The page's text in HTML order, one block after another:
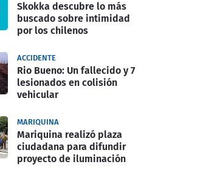
Skokka descubre lo más
buscado sobre intimidad
por los chilenos
ACCIDENTE
Rio Bueno: Un fallecido y 7
lesionados en colisión
vehicular
MARIQUINA
Mariquina realizó plaza
ciudadana para difundir
proyecto de iluminación